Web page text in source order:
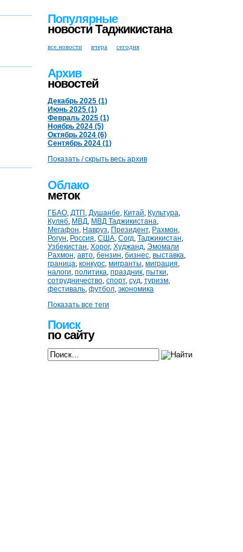
Популярные
новости Таджикистана
все новости вчера сегодня
Архив
новостей
Декабрь 2025 (1)
Июнь 2025 (1)
Февраль 2025 (1)
Ноябрь 2024 (5)
Октябрь 2024 (6)
Сентябрь 2024 (1)
Показать / скрыть весь архив
Облако
меток
ГБАО, ДТП , Душанбе, Китай, Культура,
Куляб, МВД, МВД Таджикистана,
Мегафон, Навруз, Президент, Рахмон,
Рогун, Россия, США, Согд, Таджикистан,
Узбекистан, Хорог, Худжанд, Эмомали
Рахмон, авто, бензин, бизнес, выставка,
граница, конкурс, мигранты, миграция,
налоги, политика, праздник, пытки,
сотрудничество, спорт, суд, туризм,
фестиваль, футбол, экономика
Показать все теги
Поиск
по сайту